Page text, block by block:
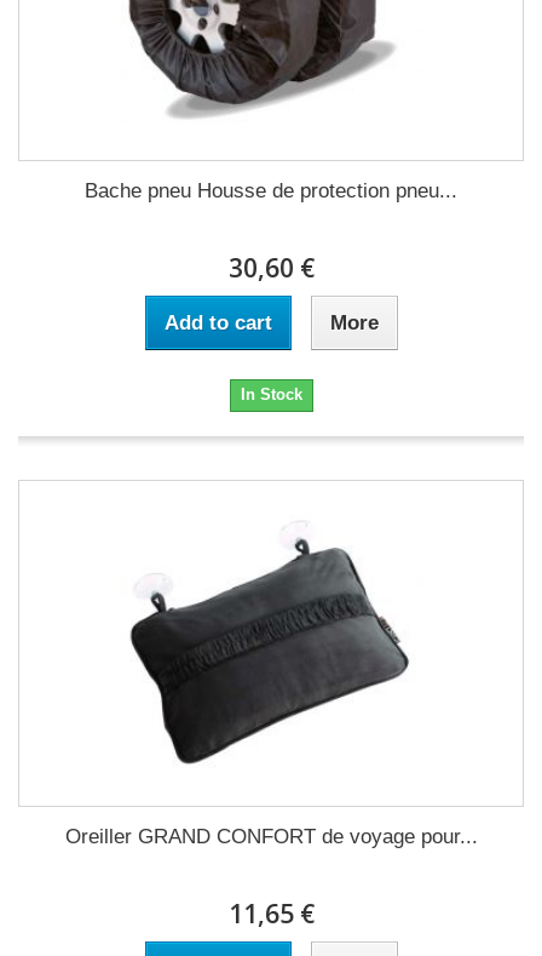
Bache pneu Housse de protection pneu...
30,60 €
Add to cart More
In Stock
Oreiller GRAND CONFORT de voyage pour...
11,65 €